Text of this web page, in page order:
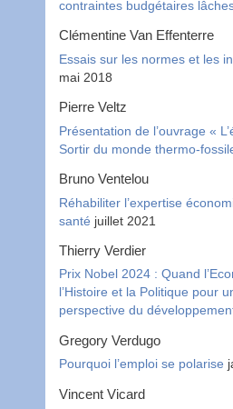
contraintes budgétaires
Clémentine Van Effenterre
Essais sur les normes et les
mai 2018
Pierre Veltz
Présentation de l’ouvrage «
Sortir du monde thermo-
Bruno Ventelou
Réhabiliter l’expertise
santé juillet 2021
Thierry Verdier
Prix Nobel 2024 : Quand
l’Histoire et la Politique pour
perspective du
Gregory Verdugo
Pourquoi l’emploi se polarise
Vincent Vicard